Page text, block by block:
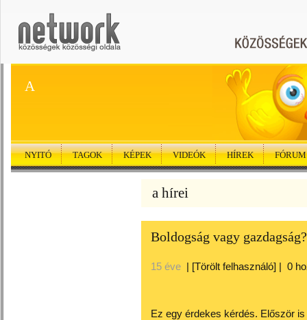
A
NYITÓ TAGOK KÉPEK VIDEÓK HÍREK FÓRUM
a hírei
Boldogság vagy gazdagság?
15 éve | [Törölt felhasználó] | 0
Ez egy érdekes kérdés. Először